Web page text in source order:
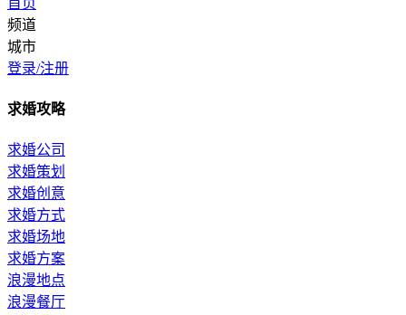
频道
城市
登录/注册
求婚攻略
求婚公司
求婚策划
求婚创意
求婚方式
求婚场地
求婚方案
浪漫地点
浪漫餐厅